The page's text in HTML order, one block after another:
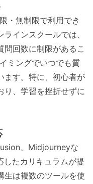
・無制限で利用でき
インスクールでは、
問回数に制限があるこ
ミングでいつでも質
ます。特に、初心者が
り、学習を挫折せずに
、Midjourneyな
したカリキュラムが提
生は複数のツールを使